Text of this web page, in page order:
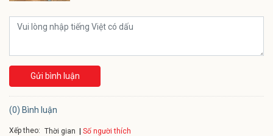
Gửi bình luận
(0) Bình luận
Xếp theo: Thời gian Số người thích